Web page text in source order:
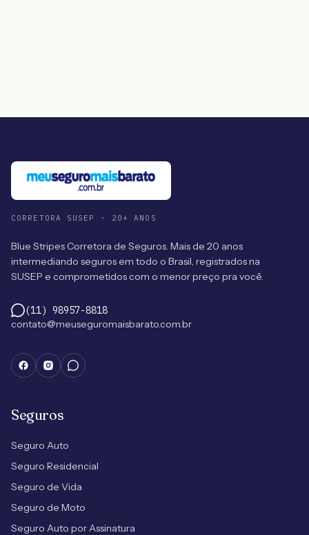
CORRETORA SUSEP · 20+ ANOS
Blue Stripes Corretora de Seguros. Mais de 20 anos
intermediando seguros em todo o Brasil, registrados na
SUSEP e comprometidos com o menor preço pra você.
(11) 98957-8818
contato@meuseguromaisbarato.com.br
Seguros
Seguro Auto
Seguro Residencial
Seguro de Vida
Seguro de Moto
Seguro Auto por Assinatura